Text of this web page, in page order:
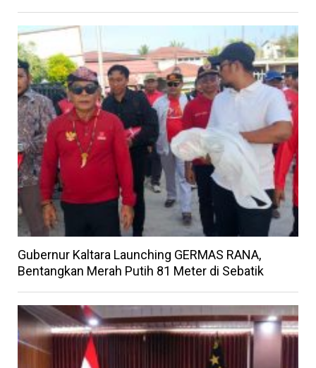
Gubernur Kaltara Launching GERMAS RANA,
Bentangkan Merah Putih 81 Meter di Sebatik